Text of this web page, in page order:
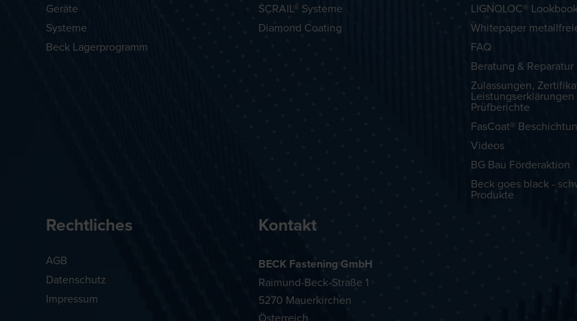
Geräte
Systeme
Beck Lagerprogramm
SCRAIL® Systeme
Diamond Coating
LIGNOLOC®
Whitepaper
FAQ
Beratung & Reparatur
Zulassungen,
Leistungserklärungen
Prüfberichte
FasCoat®
Videos
BG Bau Förderaktion
Beck goes black -
Produkte
Rechtliches
AGB
Datenschutz
Impressum
Kontakt
BECK Fastening GmbH
Raimund-Beck-Straße 1
5270 Mauerkirchen
Österreich